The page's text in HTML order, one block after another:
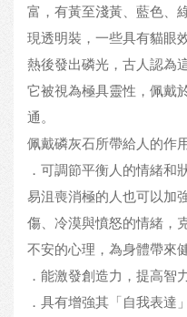
富，有黃至淺黃、藍色、
現透明裝，一些具有貓眼
熱後發出磷光，古人認為
它被視為極具靈性，佩戴
通。
佩戴磷灰石所帶給人的作
．可調節平衡人的情緒和
易沮喪消極的人也可以加
傷、冷漠與憤怒的情緒，
不安的心理，為身體帶來健
．能激發創造力，提高智
．具有增強其「自我表達